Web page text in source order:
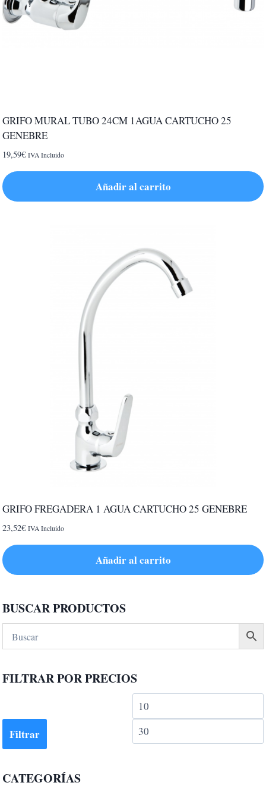
GRIFO MURAL TUBO 24CM 1AGUA CARTUCHO 25
GENEBRE
19,59€ IVA Incluido
Añadir al carrito
GRIFO FREGADERA 1 AGUA CARTUCHO 25 GENEBRE
23,52€ IVA Incluido
Añadir al carrito
BUSCAR PRODUCTOS
FILTRAR POR PRECIOS
Precio
mínimo
Filtrar
CATEGORÍAS